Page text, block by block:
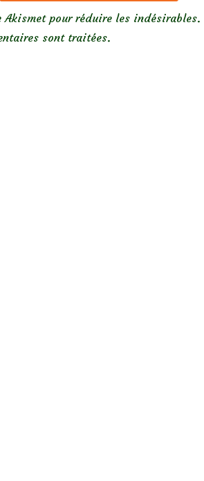
Akismet pour réduire les indésirables.
sont traitées.